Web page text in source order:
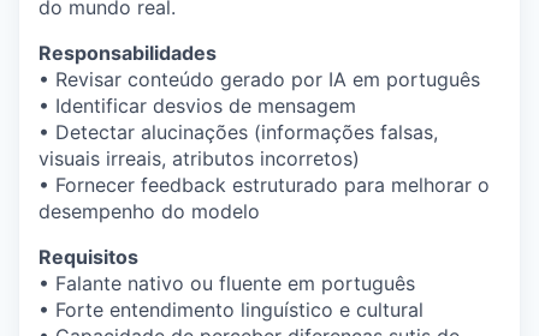
do mundo real.
Responsabilidades
• Revisar conteúdo gerado por IA em português
• Identificar desvios de mensagem
• Detectar alucinações (informações falsas,
visuais irreais, atributos incorretos)
• Fornecer feedback estruturado para melhorar o
desempenho do modelo
Requisitos
• Falante nativo ou fluente em português
• Forte entendimento linguístico e cultural